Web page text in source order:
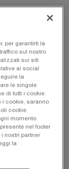
63,00 €
per garantirti la
sul nostro
sui siti
ai social
la
le singole
di tutti i cookie.
i cookie, saranno
cookie
momento
nel footer
nostri partner
la